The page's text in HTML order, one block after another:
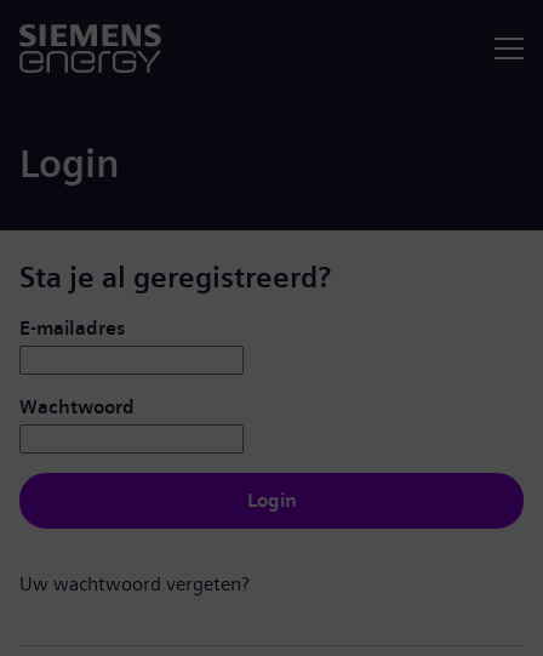
Login
Sta je al geregistreerd?
Inloggen: gebruiker en wachtwoord
E-mailadres
Wachtwoord
Login
Uw wachtwoord vergeten?